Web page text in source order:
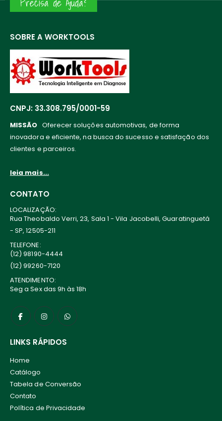
SOBRE A WORKTOOLS
CNPJ: 33.308.795/0001-59
MISSÃO Oferecer soluções automotivas, de forma
inovadora e eficiente, na busca do sucesso e satisfação dos
clientes e parceiros.
leia mais...
CONTATO
LOCALIZAÇÃO:
Rua Theobaldo Verri, 23, Sala 1 - Vila Jacobelli, Guaratinguetá
- SP, 12505-211
TELEFONE:
(12) 98190-4444
(12) 99260-7120
ATENDIMENTO:
Seg a Sex das 9h às 18h
LINKS RÁPIDOS
Home
Catálogo
Tabela de Conversão
Contato
Política de Privacidade